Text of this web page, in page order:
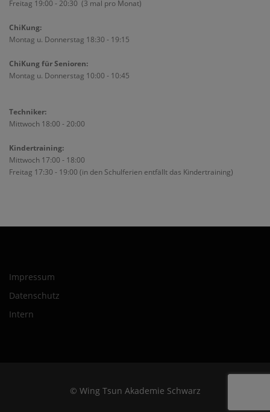
Freitag 19:00 - 20:30 (3 mal pro Monat)
ChiKung:
Montag u. Donnerstag 18:30 - 19:15
ChiKung für Senioren:
Montag u. Donnerstag 10:00 - 10:45
Techniker:
Mittwoch 18:00 - 20:00
Kindertraining:
Mittwoch 17:00 - 18:00
Freitag 17:30 - 19:00 (in den Schulferien entfällt das Kindertraining)
Impressum
Datenschutz
Intern
© Wing Tsun Akademie Schwarz